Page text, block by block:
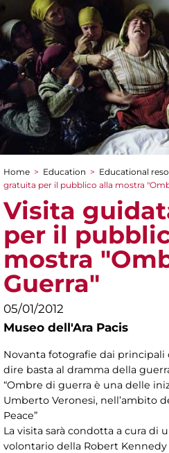
You are here
Home > Education > Educational
gratuita per il pubblico alla mostra
Visita
per il
mostra
Guerra"
05/01/2012
Museo dell'Ara Pacis
Novanta fotografie dai
dire basta al dramma della
“Ombre di guerra è una delle
Umberto Veronesi, nell’ambito
Peace”
La visita sarà condotta a cura di
volontario della Robert